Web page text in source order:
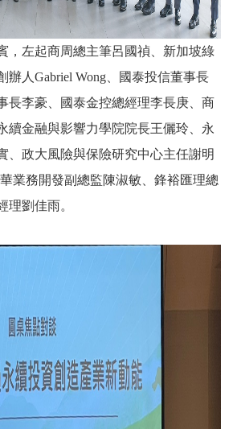
，左起商周總主筆呂國禎、新加坡綠
辦人 Gabriel Wong 、國泰投信董事長
長李豪、國泰金控總經理李長庚、商
續金融與影響力學院院長王儷玲、永
、政大風險與保險研究中心主任謝明
業務開發副總監陳淑敏、鋒裕匯理總
理劉佳雨。